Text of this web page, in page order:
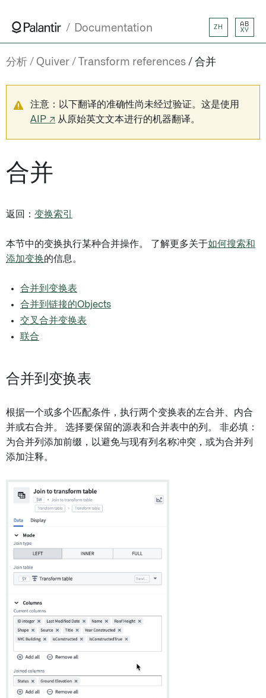
Documentation ZH
AB
XY
分析 Quiver Transform references 合并
注意：以下翻译的准确性尚未经过验证。这是使用
AIP ↗ 从原始英文文本进行的机器翻译。
合并
返回： 变换索引
本节中的变换执行某种合并操作。 了解更多关于如何搜索和
添加变换的信息。
合并到变换表
合并到链接的Objects
交叉合并变换表
联合
合并到变换表
根据一个或多个匹配条件，执行两个变换表的左合并、内合
并或右合并。 选择要保留的源表和合并表中的列。 非必填：
为合并列添加前缀，以避免与现有列名称冲突，或为合并列
添加注释。